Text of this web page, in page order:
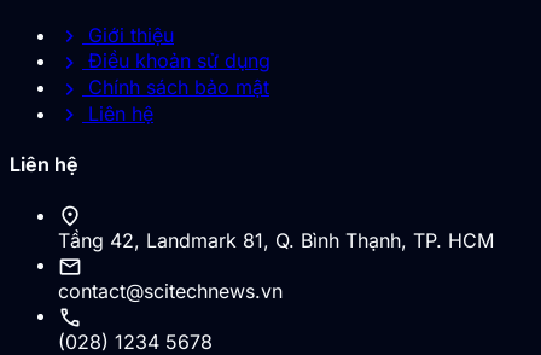
chevron_right Giới thiệu
chevron_right Điều khoản sử dụng
chevron_right Chính sách bảo mật
chevron_right Liên hệ
Liên hệ
location_on
Tầng 42, Landmark 81, Q. Bình Thạnh, TP. HCM
mail
contact@scitechnews.vn
call
(028) 1234 5678